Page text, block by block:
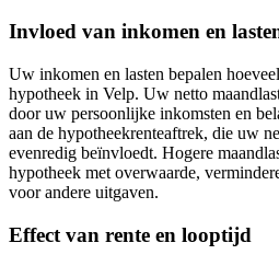
Invloed van inkomen en
Uw inkomen en lasten bepalen
hypotheek in Velp. Uw netto
door uw persoonlijke inkomsten en
aan de hypotheekrenteaftrek, die uw
evenredig beïnvloedt. Hogere
hypotheek met overwaarde,
voor andere uitgaven.
Effect van rente en looptijd